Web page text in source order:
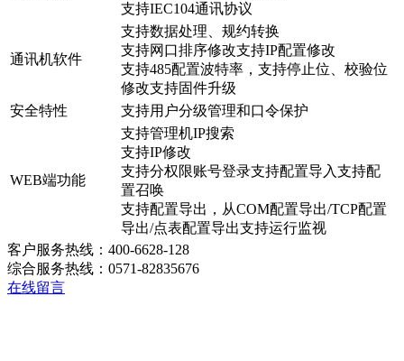
支持IEC104通讯协议
通讯机软件
支持数据处理、规约转换
支持网口排序修改支持IP配置修改
支持485配置波特率，支持停止位、校验位
修改支持固件升级
安全特性
支持用户分级管理和口令保护
WEB端功能
支持管理机IP搜索
支持IP修改
支持分权限账号登录支持配置导入支持配
置召唤
支持配置导出，从COM配置导出/TCP配置
导出/点表配置导出支持运行监视
客户服务热线：400-6628-128
综合服务热线：0571-82835676
在线留言